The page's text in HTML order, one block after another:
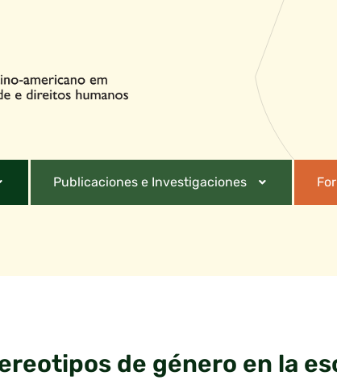
Publicaciones e Investigaciones
de género en la